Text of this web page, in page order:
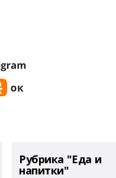
Рубрика "Еда и
напитки"